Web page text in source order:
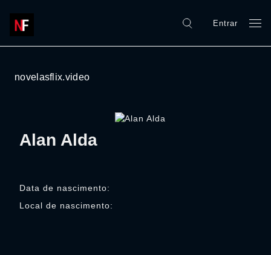
Entrar
novelasflix.video
Alan Alda
Data de nascimento:
Local de nascimento: